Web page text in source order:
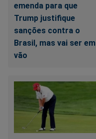
emenda para que
Trump justifique
sanções contra o
Brasil, mas vai ser em
vão